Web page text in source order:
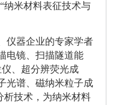
纳米材料表征技术与
仪器企业的专家学者
电镜、扫描隧道能
、超分辨荧光成
光谱、磁纳米粒子成
析技术，为纳米材料